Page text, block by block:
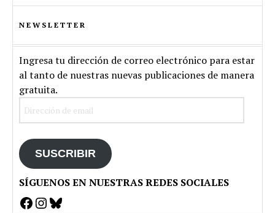
NEWSLETTER
Ingresa tu dirección de correo electrónico para estar
al tanto de nuestras nuevas publicaciones de manera
gratuita.
SUSCRIBIR
SÍGUENOS EN NUESTRAS REDES SOCIALES
Facebook
Instagram
Bluesky